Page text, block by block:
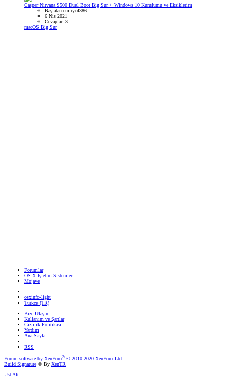
Casper Nirvana S500 Dual Boot Big Sur + Windows 10 Kurulumu ve Eksiklerim
Başlatan emiryol386
6 Nis 2021
Cevaplar: 3
macOS Big Sur
Forumlar
OS X İşletim Sistemleri
Mojave
osxinfo-light
Turkce (TR)
Bize Ulaşın
Kullanım ve Şartlar
Gizlilik Politikası
Yardım
Ana Sayfa
RSS
Forum software by XenForo® © 2010-2020 XenForo Ltd.
Build Signature © By XenTR
Üst Alt